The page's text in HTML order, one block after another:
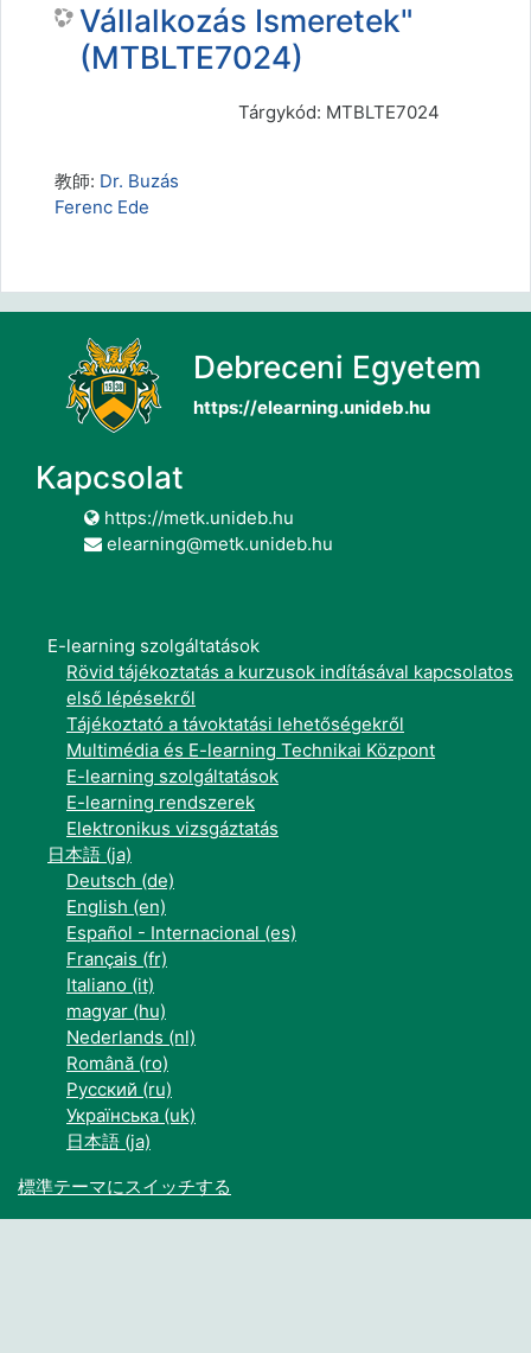
Vállalkozás Ismeretek"
(MTBLTE7024)
Tárgykód: MTBLTE7024
教師: Dr. Buzás
Ferenc Ede
Debreceni Egyetem
https://elearning.unideb.hu
Kapcsolat
https://metk.unideb.hu
elearning@metk.unideb.hu
E-learning szolgáltatások
Rövid tájékoztatás a kurzusok indításával kapcsolatos
első lépésekről
Tájékoztató a távoktatási lehetőségekről
Multimédia és E-learning Technikai Központ
E-learning szolgáltatások
E-learning rendszerek
Elektronikus vizsgáztatás
日本語 ‎(ja)‎
Deutsch ‎(de)‎
English ‎(en)‎
Español - Internacional ‎(es)‎
Français ‎(fr)‎
Italiano ‎(it)‎
magyar ‎(hu)‎
Nederlands ‎(nl)‎
Română ‎(ro)‎
Русский ‎(ru)‎
Українська ‎(uk)‎
日本語 ‎(ja)‎
標準テーマにスイッチする